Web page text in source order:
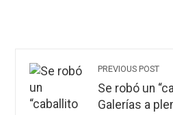
PREVIOUS POST
Se robó un
Galerías a